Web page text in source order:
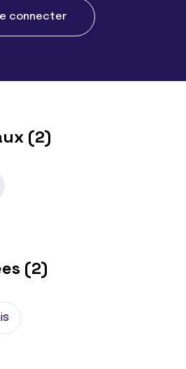
connecter
(2)
(2)